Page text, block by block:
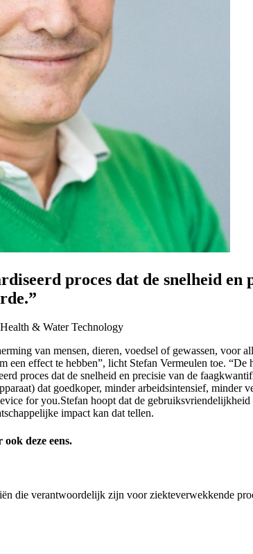
proces dat de snelheid
& Water Technology
van mensen, dieren, voedsel of gewassen, voor
een effect te hebben”, licht Stefan Vermeulen toe.
proces dat de snelheid en precisie van de
dat goedkoper, minder arbeidsintensief,
for you.Stefan hoopt dat de
impact kan dat tellen.
deze eens.
die verantwoordelijk zijn voor ziekteverwekkende